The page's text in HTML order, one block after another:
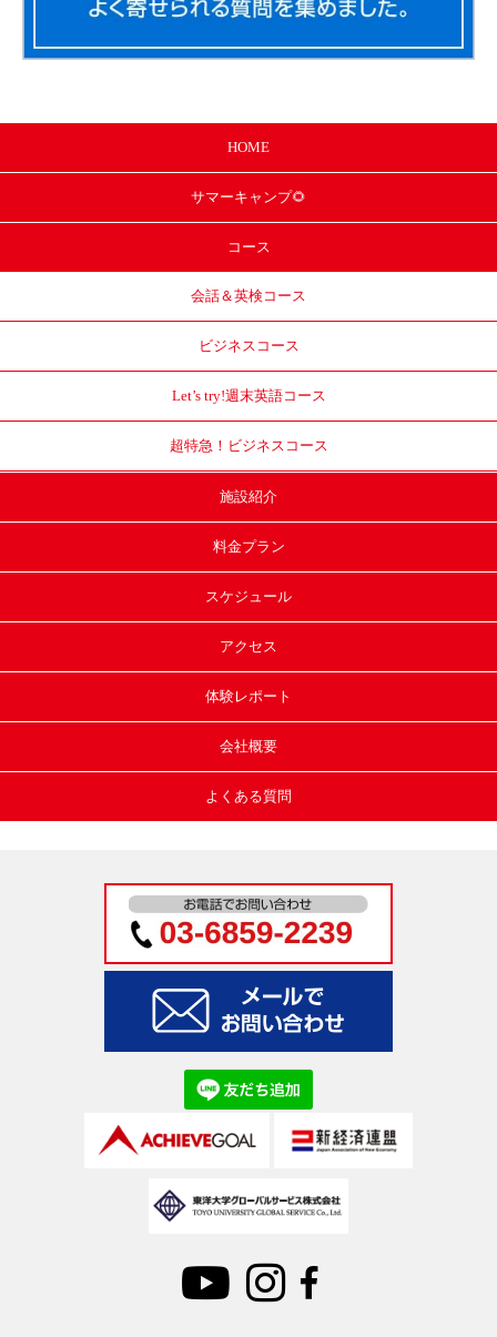
HOME
サマーキャンプ🌻
コース
会話＆英検コース
ビジネスコース
Let’s try!週末英語コース
超特急！ ビジネスコース
施設紹介
料金プラン
スケジュール
アクセス
体験レポート
会社概要
よくある質問